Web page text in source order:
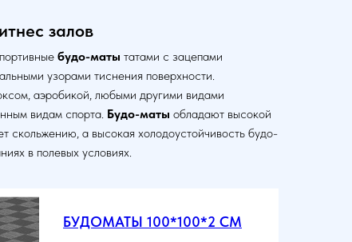
залов
будо-маты татами с зацепами
узорами тиснения поверхности.
аэробикой, любыми другими видами
видам спорта. Будо-маты обладают высокой
скольжению, а высокая холодоустойчивость будо-
в полевых условиях.
БУДОМАТЫ 100*100*2 СМ